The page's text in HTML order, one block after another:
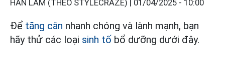
HÀN LÂM (THEO STYLECRAZE) | 01/04/2025 - 10:00
Để tăng cân nhanh chóng và lành mạnh, bạn
hãy thử các loại sinh tố bổ dưỡng dưới đây.